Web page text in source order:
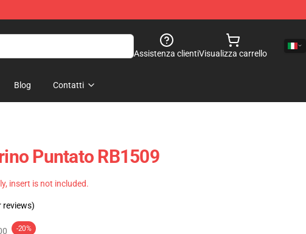
Assistenza clientiVisualizza carrello
Blog Contatti
Puntato RB1509
insert is not included.
reviews)
-20%